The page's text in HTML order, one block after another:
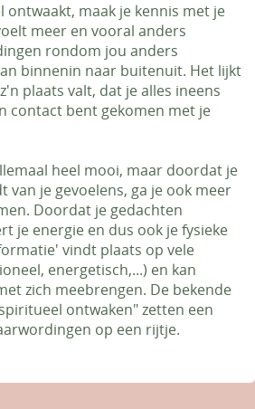
ontwaakt, maak je kennis met je
meer en vooral anders
rondom jou anders
binnenin naar buitenuit. Het lijkt
plaats valt, dat je alles ineens
contact bent gekomen met je
heel mooi, maar doordat je
van je gevoelens, ga je ook meer
Doordat je gedachten
je energie en dus ook je fysieke
vindt plaats op vele
energetisch,...) en kan
zich meebrengen. De bekende
ontwaken" zetten een
op een rijtje.